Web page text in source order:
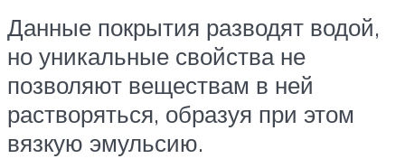
Данные покрытия разводят водой,
но уникальные свойства не
позволяют веществам в ней
растворяться, образуя при этом
вязкую эмульсию.